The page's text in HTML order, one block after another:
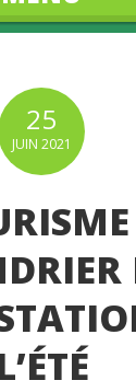
25
JUIN 2021